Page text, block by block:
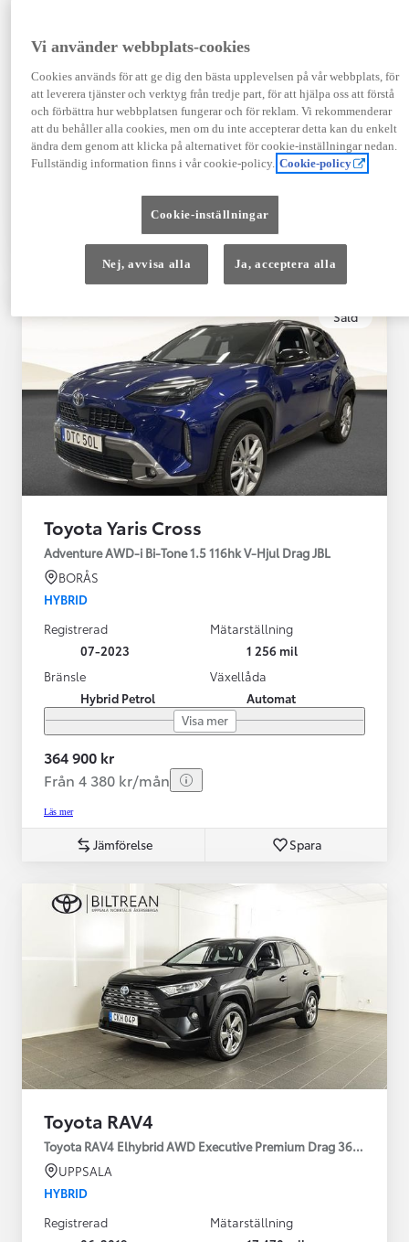
09-2023
Hybrid Bensin
Automat
Visa mer
409 900 kr
Från 4 920 kr/mån
Kontakta återförsäljare
Såld
Toyota Yaris Cross
Adventure AWD-i Bi-Tone 1.5 116hk V-Hjul Drag JBL
BORÅS
HYBRID
Registrerad
07-2023
Mätarställning
1 256 mil
Bränsle
Hybrid Petrol
Växellåda
Automat
Visa mer
364 900 kr
Från 4 380 kr/mån
Läs mer
Jämförelse Spara
Toyota RAV4
Toyota RAV4 Elhybrid AWD Executive Premium Drag 360-kamera
UPPSALA
HYBRID
Registrerad
Mätarställning
Vi använder webbplats-cookies
Cookies används för att ge dig den bästa upplevelsen på vår webbplats, för
att leverera tjänster och verktyg från tredje part, för att hjälpa oss att förstå
och förbättra hur webbplatsen fungerar och för reklam. Vi rekommenderar
att du behåller alla cookies, men om du inte accepterar detta kan du enkelt
ändra dem genom att klicka på alternativet för cookie-inställningar nedan.
Fullständig information finns i vår cookie-policy. Cookie-policy
Cookie-inställningar
Nej, avvisa alla Ja, acceptera alla